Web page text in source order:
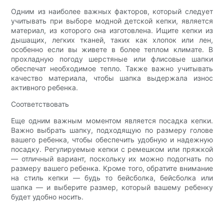
Одним из наиболее важных факторов, который следует
учитывать при выборе модной детской кепки, является
материал, из которого она изготовлена. Ищите кепки из
дышащих, легких тканей, таких как хлопок или лен,
особенно если вы живете в более теплом климате. В
прохладную погоду шерстяные или флисовые шапки
обеспечат необходимое тепло. Также важно учитывать
качество материала, чтобы шапка выдержала износ
активного ребенка.
Соответствовать
Еще одним важным моментом является посадка кепки.
Важно выбрать шапку, подходящую по размеру голове
вашего ребенка, чтобы обеспечить удобную и надежную
посадку. Регулируемые кепки с ремешком или пряжкой
— отличный вариант, поскольку их можно подогнать по
размеру вашего ребенка. Кроме того, обратите внимание
на стиль кепки — будь то бейсболка, бейсболка или
шапка — и выберите размер, который вашему ребенку
будет удобно носить.